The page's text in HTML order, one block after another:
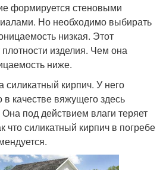
формируется стеновыми
Но необходимо выбирать
низкая. Этот
плотности изделия. Чем она
ниже.
кирпич. У него
в качестве вяжущего здесь
Она под действием влаги теряет
что силикатный кирпич в погребе